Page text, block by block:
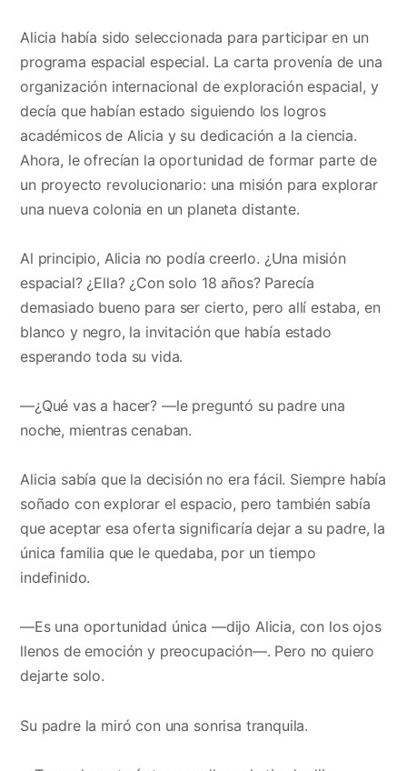
Alicia había sido seleccionada para participar en un
programa espacial especial. La carta provenía de una
organización internacional de exploración espacial, y
decía que habían estado siguiendo los logros
académicos de Alicia y su dedicación a la ciencia.
Ahora, le ofrecían la oportunidad de formar parte de
un proyecto revolucionario: una misión para explorar
una nueva colonia en un planeta distante.
Al principio, Alicia no podía creerlo. ¿Una misión
espacial? ¿Ella? ¿Con solo 18 años? Parecía
demasiado bueno para ser cierto, pero allí estaba, en
blanco y negro, la invitación que había estado
esperando toda su vida.
—¿Qué vas a hacer? —le preguntó su padre una
noche, mientras cenaban.
Alicia sabía que la decisión no era fácil. Siempre había
soñado con explorar el espacio, pero también sabía
que aceptar esa oferta significaría dejar a su padre, la
única familia que le quedaba, por un tiempo
indefinido.
—Es una oportunidad única —dijo Alicia, con los ojos
llenos de emoción y preocupación—. Pero no quiero
dejarte solo.
Su padre la miró con una sonrisa tranquila.